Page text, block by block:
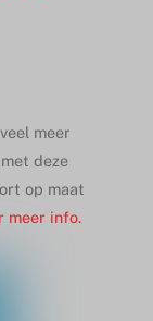
meer
deze
op maat
meer info.